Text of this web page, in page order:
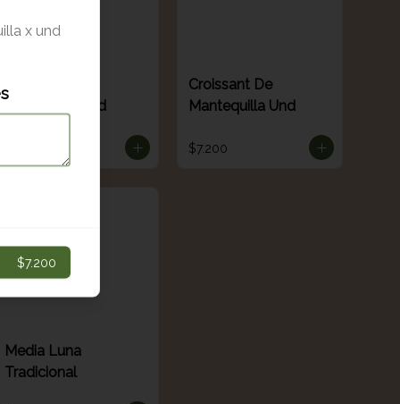
Almendras Und
Croissant De
Mantequilla Und
$7.200
Media Luna
Tradicional
x und
$7.200